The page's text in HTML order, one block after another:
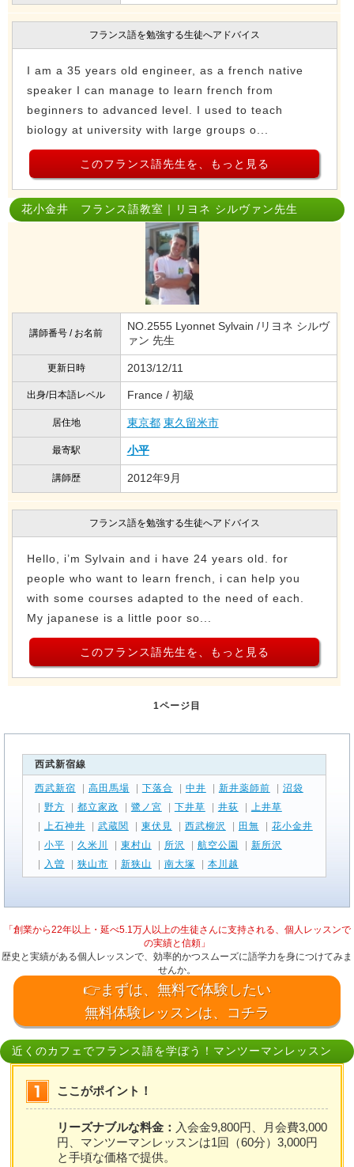
フランス語を勉強する生徒へアドバイス
I am a 35 years old engineer, as a french native
speaker I can manage to learn french from
beginners to advanced level. I used to teach
biology at university with large groups o...
このフランス語先生を、もっと見る
花小金井 フランス語教室｜リヨネ シルヴァン先生
講師番号 / お名前
NO.2555 Lyonnet Sylvain /リヨネ シルヴ
ァン 先生
更新日時 2013/12/11
出身/日本語レベル France / 初級
居住地 東京都 東久留米市
最寄駅 小平
講師歴 2012年9月
フランス語を勉強する生徒へアドバイス
Hello, i’m Sylvain and i have 24 years old. for
people who want to learn french, i can help you
with some courses adapted to the need of each.
My japanese is a little poor so...
このフランス語先生を、もっと見る
1ページ目
西武新宿線
西武新宿 高田馬場 下落合 中井 新井薬師前
沼袋
野方 都立家政 鷺ノ宮 下井草 井荻
上井草
上石神井 武蔵関 東伏見 西武柳沢 田無
花小金井
小平 久米川 東村山 所沢 航空公園
新所沢
入曽 狭山市 新狭山 南大塚 本川越
「創業から22年以上・延べ5.1万人以上の生徒さんに支持される、個人レッスンで
の実績と信頼」
歴史と実績がある個人レッスンで、効率的かつスムーズに語学力を身につけてみま
せんか。
👉まずは、無料で体験したい
無料体験レッスンは、コチラ
近くのカフェでフランス語を学ぼう！マンツーマンレッスン
ここがポイント！
リーズナブルな料金： 入会金9,800円、月会費3,000
円、マンツーマンレッスンは1回（60分）3,000円
と手頃な価格で提供。